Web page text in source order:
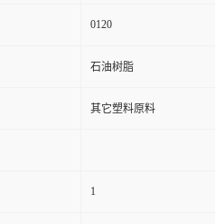
0120
石油树脂
其它塑料原料
1